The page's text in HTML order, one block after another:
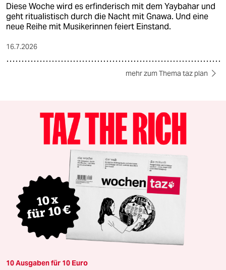
Diese Woche wird es erfinderisch mit dem Yaybahar und
geht ritualistisch durch die Nacht mit Gnawa. Und eine
neue Reihe mit Musikerinnen feiert Einstand.
16.7.2026
mehr zum Thema taz plan
10 Ausgaben für 10 Euro